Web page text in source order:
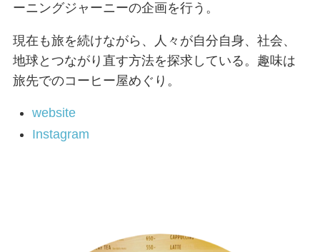
ーニングジャーニーの企画を行う。
現在も旅を続けながら、人々が自分自身、社会、
地球とつながり直す方法を探求している。趣味は
旅先でのコーヒー屋めぐり。
website
Instagram